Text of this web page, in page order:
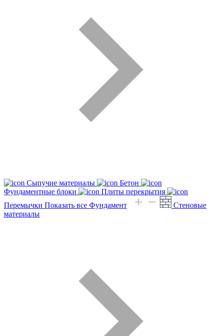
Сыпучие материалы
Бетон
Фундаментные блоки
Плиты перекрытия
Перемычки Показать все Фундамент
Стеновые
материалы